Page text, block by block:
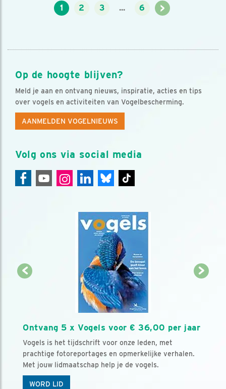
1 2 3 ... 6 >
Op de hoogte blijven?
Meld je aan en ontvang nieuws, inspiratie, acties en tips
over vogels en activiteiten van Vogelbescherming.
AANMELDEN VOGELNIEUWS
Volg ons via social media
Ontvang 5 x Vogels voor € 36,00 per jaar
Vogels is het tijdschrift voor onze leden, met
prachtige fotoreportages en opmerkelijke verhalen.
Met jouw lidmaatschap help je de vogels.
WORD LID